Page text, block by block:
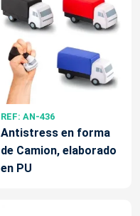
REF: AN-436
Antistress en forma
de Camion, elaborado
en PU